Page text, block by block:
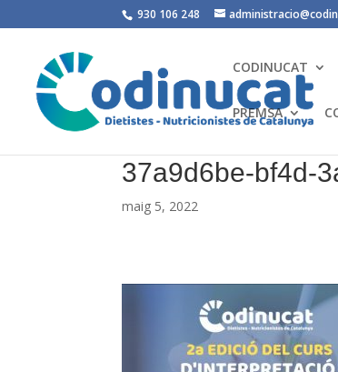
930 106 248
CODINUCAT
PREMSA
37a9d6be-bf4d-
maig 5, 2022